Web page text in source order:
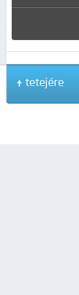
tetejére